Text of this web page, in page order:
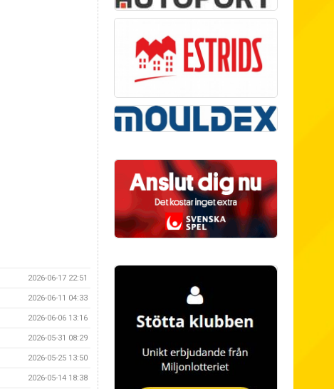
2026-06-17 22:51
2026-06-11 04:33
2026-06-06 13:16
2026-05-31 08:29
2026-05-25 13:50
2026-05-14 18:38